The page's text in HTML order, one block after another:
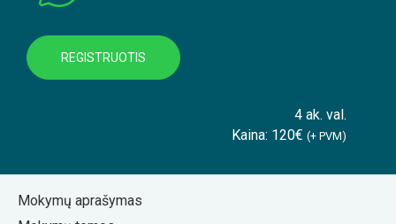
REGISTRUOTIS
4 ak. val.
Kaina: 120€ (+ PVM)
Mokymų aprašymas